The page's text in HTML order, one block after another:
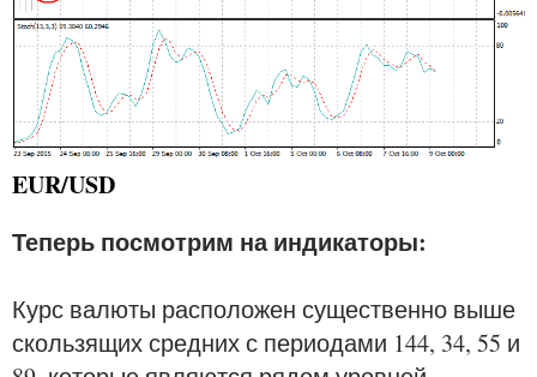
EUR/USD
Теперь посмотрим на индикаторы:
Курс валюты расположен существенно выше
скользящих средних с периодами 144, 34, 55 и